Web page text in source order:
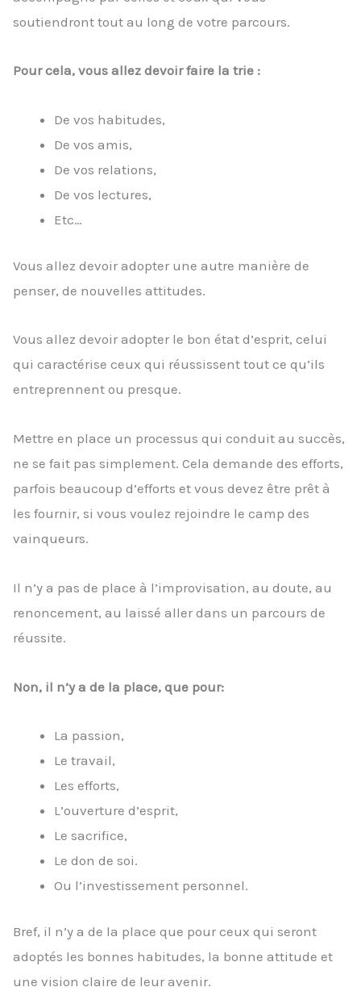
soutiendront tout au long de votre parcours.
Pour cela, vous allez devoir faire la trie :
De vos habitudes,
De vos amis,
De vos relations,
De vos lectures,
Etc…
Vous allez devoir adopter une autre manière de
penser, de nouvelles attitudes.
Vous allez devoir adopter le bon état d’esprit, celui
qui caractérise ceux qui réussissent tout ce qu’ils
entreprennent ou presque.
Mettre en place un processus qui conduit au succès,
ne se fait pas simplement. Cela demande des efforts,
parfois beaucoup d’efforts et vous devez être prêt à
les fournir, si vous voulez rejoindre le camp des
vainqueurs.
Il n’y a pas de place à l’improvisation, au doute, au
renoncement, au laissé aller dans un parcours de
réussite.
Non, il n’y a de la place, que pour:
La passion,
Le travail,
Les efforts,
L’ouverture d’esprit,
Le sacrifice,
Le don de soi.
Ou l’investissement personnel.
Bref, il n’y a de la place que pour ceux qui seront
adoptés les bonnes habitudes, la bonne attitude et
une vision claire de leur avenir.